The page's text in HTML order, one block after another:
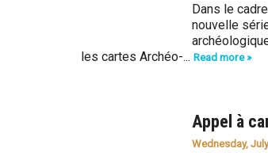
Dans le
nouvelle
les cartes Archéo-... Read more »
Appel à
Wednesday,